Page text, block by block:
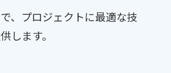
、プロジェクトに最適な技
します。